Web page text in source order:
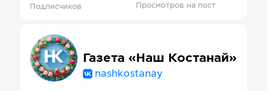
Подписчиков Просмотров на пост
Газета «Наш Костанай»
nashkostanay